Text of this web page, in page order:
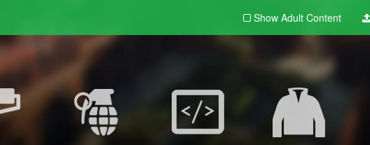
Show Adult Content